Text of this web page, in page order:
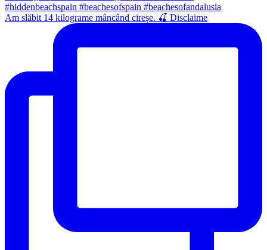
Am slăbit 14 kilograme mâncând cireșe. 🍒 Disclaime